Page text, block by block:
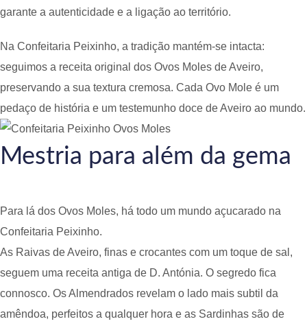
garante a autenticidade e a ligação ao território.
Na Confeitaria Peixinho, a tradição mantém-se intacta:
seguimos a receita original dos Ovos Moles de Aveiro,
preservando a sua textura cremosa. Cada Ovo Mole é um
pedaço de história e um testemunho doce de Aveiro ao mundo.
Mestria para além da gema
Para lá dos Ovos Moles, há todo um mundo açucarado na
Confeitaria Peixinho.
As Raivas de Aveiro, finas e crocantes com um toque de sal,
seguem uma receita antiga de D. Antónia. O segredo fica
connosco. Os Almendrados revelam o lado mais subtil da
amêndoa, perfeitos a qualquer hora e as Sardinhas são de